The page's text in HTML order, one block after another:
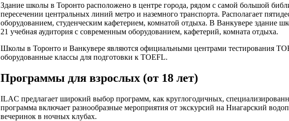
Здание школы в Торонто расположено в центре города, рядом с самой большой
пересечении центральных линий метро и наземного транспорта. Располагает
оборудованием, студенческим кафетерием, комнатой отдыха. В Ванкувере здание
21 учебная аудитория с современным оборудованием, кафетерий, комната отдыха.
Школы в Торонто и Ванкувере являются официальными центрами тестирования
оборудованные классы для подготовки к TOEFL.
Программы для взрослых (от 18 лет)
ILAC предлагает широкий выбор программ, как круглогодичных,
программа включает разнообразные мероприятия от экскурсий на Ниагарский
вечеринок в ночных клубах.